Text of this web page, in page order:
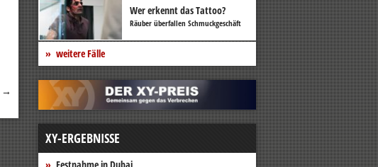
→
Wer erkennt das Tattoo?
Räuber überfallen Schmuckgeschäft
weitere Fälle
XY-ERGEBNISSE